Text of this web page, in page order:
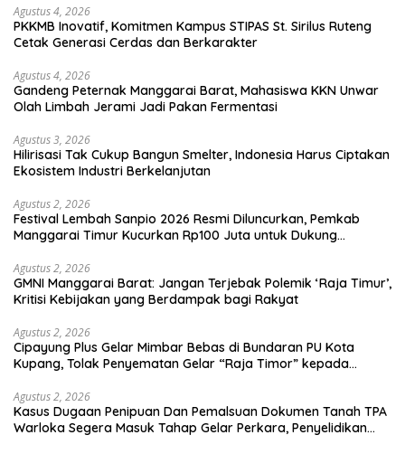
Agustus 4, 2026
PKKMB Inovatif, Komitmen Kampus STIPAS St. Sirilus Ruteng
Cetak Generasi Cerdas dan Berkarakter
Agustus 4, 2026
Gandeng Peternak Manggarai Barat, Mahasiswa KKN Unwar
Olah Limbah Jerami Jadi Pakan Fermentasi
Agustus 3, 2026
Hilirisasi Tak Cukup Bangun Smelter, Indonesia Harus Ciptakan
Ekosistem Industri Berkelanjutan
Agustus 2, 2026
Festival Lembah Sanpio 2026 Resmi Diluncurkan, Pemkab
Manggarai Timur Kucurkan Rp100 Juta untuk Dukung
Agustus 2, 2026
GMNI Manggarai Barat: Jangan Terjebak Polemik ‘Raja Timur’,
Kritisi Kebijakan yang Berdampak bagi Rakyat
Agustus 2, 2026
Cipayung Plus Gelar Mimbar Bebas di Bundaran PU Kota
Kupang, Tolak Penyematan Gelar “Raja Timor” kepada
Agustus 2, 2026
Kasus Dugaan Penipuan Dan Pemalsuan Dokumen Tanah TPA
Warloka Segera Masuk Tahap Gelar Perkara, Penyelidikan